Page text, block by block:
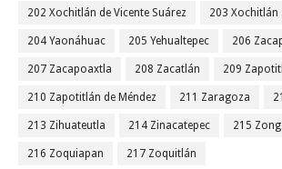
202 Xochitlán de Vicente Suárez 203
204 Yaonáhuac 205 Yehualtepec 206
207 Zacapoaxtla 208 Zacatlán 209
210 Zapotitlán de Méndez 211 Zaragoza
213 Zihuateutla 214 Zinacatepec 215
216 Zoquiapan 217 Zoquitlán